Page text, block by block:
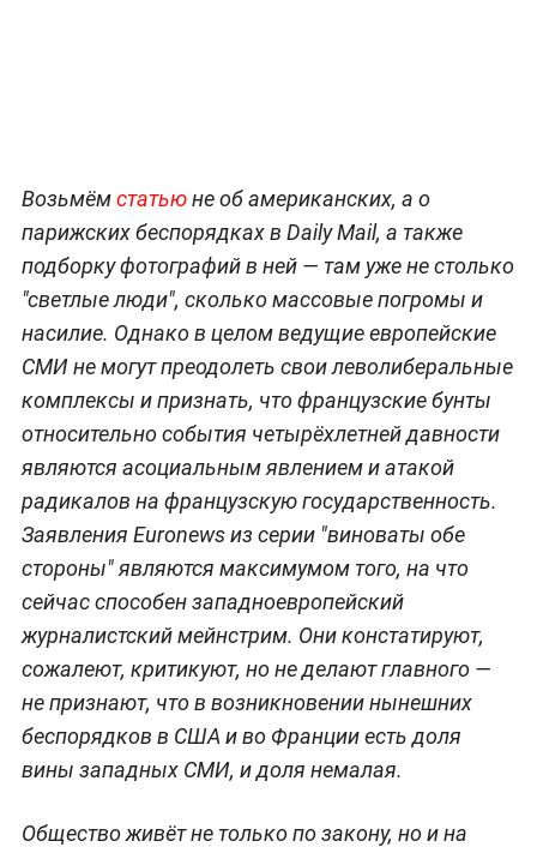
Возьмёмстатьюне об американских, а о
парижских беспорядках в Daily Mail, а также
подборку фотографий в ней — там уже не столько
"светлые люди", сколько массовые погромы и
насилие. Однако в целом ведущие европейские
СМИ не могут преодолеть свои леволиберальные
комплексы и признать, что французские бунты
относительно события четырёхлетней давности
являются асоциальным явлением и атакой
радикалов на французскую государственность.
Заявления Euronews из серии "виноваты обе
стороны" являются максимумом того, на что
сейчас способен западноевропейский
журналистский мейнстрим. Они констатируют,
сожалеют, критикуют, но не делают главного —
не признают, что в возникновении нынешних
беспорядков в США и во Франции есть доля
вины западных СМИ, и доля немалая.
Общество живёт не только по закону, но и на